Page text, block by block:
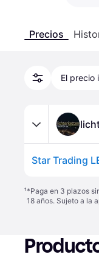
Precios
El precio
¹*Paga en 3 plazos
18 años. Sujeto a la